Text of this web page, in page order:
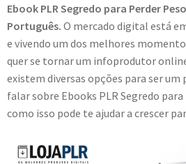
Ebook PLR Segredo para Perder
Português. O mercado digital está
e vivendo um dos melhores
quer se tornar um infoprodutor
existem diversas opções para ser
falar sobre Ebooks PLR Segredo
como isso pode te ajudar a crescer